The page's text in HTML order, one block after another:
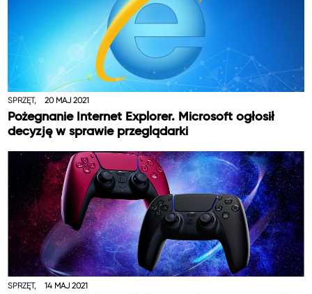
SPRZĘT, 20 MAJ 2021
Pożegnanie Internet Explorer. Microsoft ogłosił
decyzję w sprawie przeglądarki
SPRZĘT, 14 MAJ 2021